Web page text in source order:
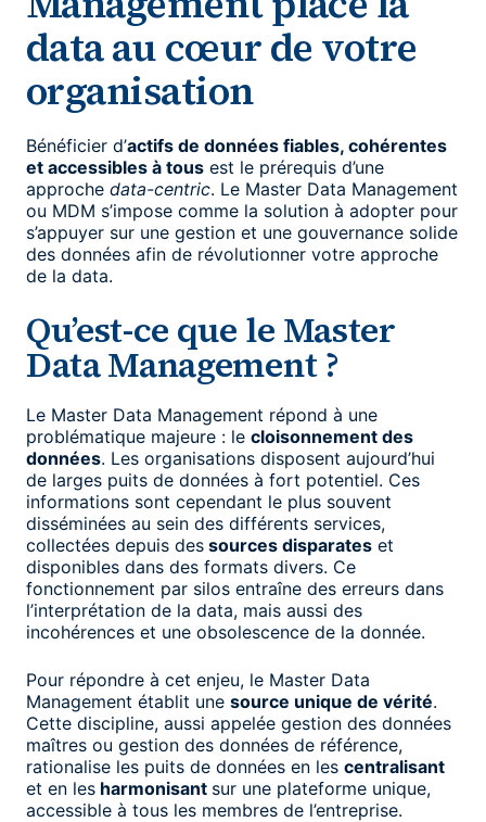
data au cœur de votre
organisation
Bénéficier d’actifs de données fiables, cohérentes
et accessibles à tous est le prérequis d’une
approche data-centric. Le Master Data Management
ou MDM s’impose comme la solution à adopter pour
s’appuyer sur une gestion et une gouvernance solide
des données afin de révolutionner votre approche
de la data.
Qu’est-ce que le Master
Data Management ?
Le Master Data Management répond à une
problématique majeure : le cloisonnement des
données. Les organisations disposent aujourd’hui
de larges puits de données à fort potentiel. Ces
informations sont cependant le plus souvent
disséminées au sein des différents services,
collectées depuis des sources disparates et
disponibles dans des formats divers. Ce
fonctionnement par silos entraîne des erreurs dans
l’interprétation de la data, mais aussi des
incohérences et une obsolescence de la donnée.
Pour répondre à cet enjeu, le Master Data
Management établit une source unique de vérité.
Cette discipline, aussi appelée gestion des données
maîtres ou gestion des données de référence,
rationalise les puits de données en les centralisant
et en les harmonisant sur une plateforme unique,
accessible à tous les membres de l’entreprise.